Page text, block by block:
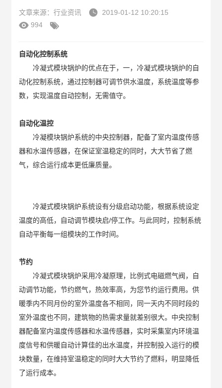
文章来源：行业资讯  2019-01-12 10:20:15
 994 
自动化控制系统
冷凝式模块锅炉的优点在于，一，冷凝式模块锅炉的自
动化控制系统，通过控制器可调节供水温度，系统温度等参
数，实现温度自动控制，无需值守。
自动化温控
冷凝模块锅炉系统的中央控制器，配备了室内温度传感
器和水温传感器，在保证室温稳定的同时，大大节省了燃
气，综合运行成本更低廉质量。
冷凝式模块锅炉系统设有分级启动功能，根据系统设定
温度的高低，自动调节模块启/停工作。与此同时，控制系统
自动平衡每一组模块的工作时间。
节约
冷凝式模块锅炉采用冷凝原理，比例式电磁燃气阀，自
动调节功能，节约燃气，热效率高，为您节约运行费用。供
暖季内不同月份的室外温度各不相同，同一天内不同时段的
室外温度也不同，建筑物的热需求量就差别很大。中央控制
器配备室内温度传感器和水温传感器，实时采集室内环境温
度信号和供暖自动计算佳的出水温度，并控制投入运行的模
块数量，在维持室温稳定的同时大大节约了燃料，明显降低
了运行成本。